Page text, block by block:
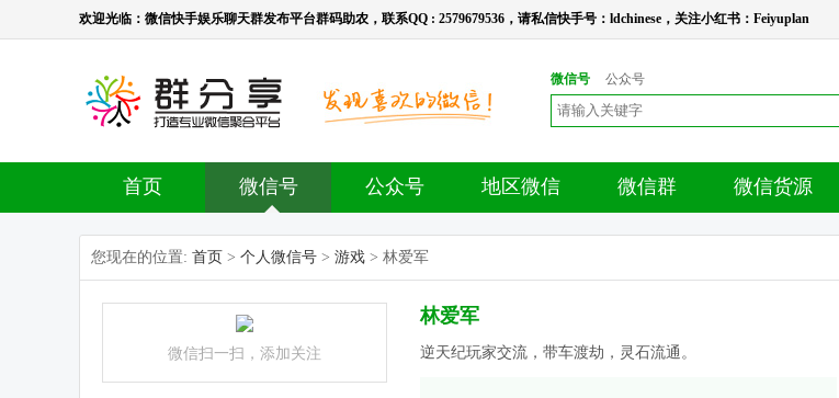
欢迎光临：微信快手娱乐聊天群发布平台群码助农，联系QQ : 2579679536，请私信快手号：ldchinese，关注小红书：Feiyuplan
微信号 公众号
首页 微信号 公众号 地区微信 微信群 微信货源
您现在的位置: 首页 > 个人微信号 > 游戏 > 林爱军
微信扫一扫，添加关注
林爱军
逆天纪玩家交流，带车渡劫，灵石流通。